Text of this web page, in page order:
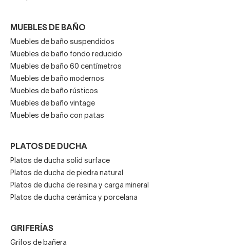
MUEBLES DE BAÑO
Muebles de baño suspendidos
Muebles de baño fondo reducido
Muebles de baño 60 centímetros
Muebles de baño modernos
Muebles de baño rústicos
Muebles de baño vintage
Muebles de baño con patas
PLATOS DE DUCHA
Platos de ducha solid surface
Platos de ducha de piedra natural
Platos de ducha de resina y carga mineral
Platos de ducha cerámica y porcelana
GRIFERÍAS
Grifos de bañera